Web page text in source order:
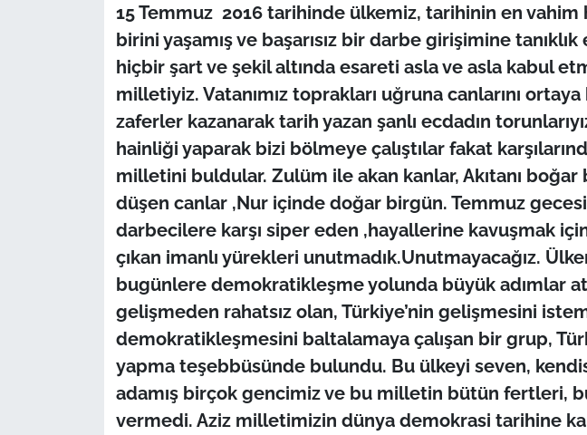
15 Temmuz 2016 tarihinde ülkemiz, tarihinin en
birini yaşamış ve başarısız bir darbe girişimine
hiçbir şart ve şekil altında esareti asla ve asla kabul
milletiyiz. Vatanımız toprakları uğruna canlarını ortaya
zaferler kazanarak tarih yazan şanlı ecdadın
hainliği yaparak bizi bölmeye çalıştılar fakat
milletini buldular. Zulüm ile akan kanlar, Akıtanı
düşen canlar ,Nur içinde doğar birgün. Temmuz
darbecilere karşı siper eden ,hayallerine kavuşmak
çıkan imanlı yürekleri unutmadık.Unutmayacağız.
bugünlere demokratikleşme yolunda büyük adımlar
gelişmeden rahatsız olan, Türkiye’nin gelişmesini
demokratikleşmesini baltalamaya çalışan bir grup,
yapma teşebbüsünde bulundu. Bu ülkeyi seven,
adamış birçok gencimiz ve bu milletin bütün fertleri,
vermedi. Aziz milletimizin dünya demokrasi tarihine
Flaş Haber
Dış Haberler
İş Dünyası
Bilim Teknoloji
English News